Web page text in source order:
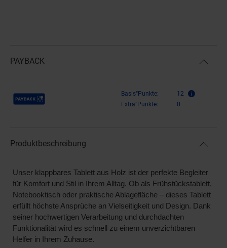
PAYBACK
Payback Punkte Basis°Punkte:
12
Extra°Punkte:
0
Produktbeschreibung
Unser klappbares Tablett aus Holz ist der perfekte Begleiter
für Komfort und Stil in Ihrem Alltag. Ob als Frühstückstablett,
Notebooktisch oder praktische Ablagefläche – dieses Tablett
erfüllt höchste Ansprüche an Vielseitigkeit und Design. Dank
seiner hochwertigen Verarbeitung und durchdachten
Funktionalität wird es schnell zu einem unverzichtbaren
Helfer in Ihrem Zuhause.